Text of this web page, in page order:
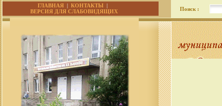
ГЛАВНАЯ |КОНТАКТЫ |
ВЕРСИЯ ДЛЯ СЛАБОВИДЯЩИХ
Поиск :